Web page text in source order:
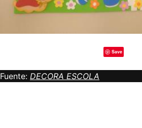
Save
Fuente: DECORA ESCOLA